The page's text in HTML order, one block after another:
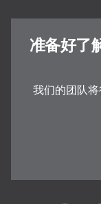
准备好了
我们的团队